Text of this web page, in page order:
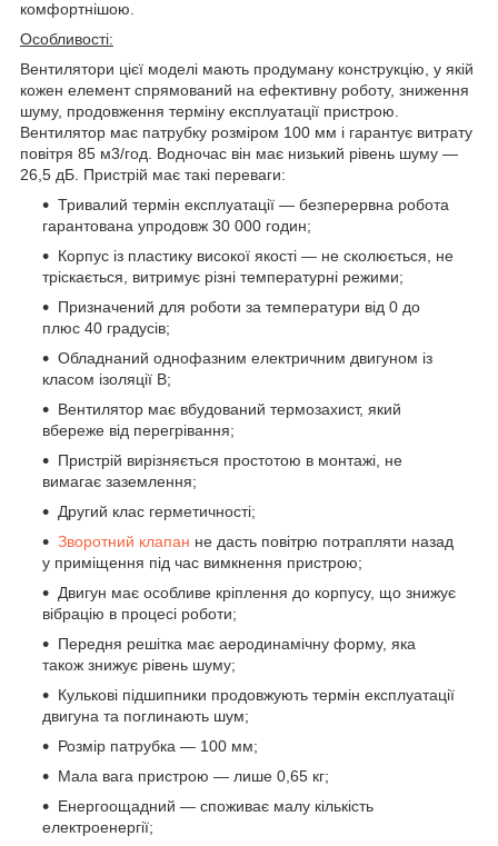
комфортнішою.
Особливості:
Вентилятори цієї моделі мають продуману конструкцію, у якій
кожен елемент спрямований на ефективну роботу, зниження
шуму, продовження терміну експлуатації пристрою.
Вентилятор має патрубку розміром 100 мм і гарантує витрату
повітря 85 м3/год. Водночас він має низький рівень шуму —
26,5 дБ. Пристрій має такі переваги:
Тривалий термін експлуатації — безперервна робота
гарантована упродовж 30 000 годин;
Корпус із пластику високої якості — не сколюється, не
тріскається, витримує різні температурні режими;
Призначений для роботи за температури від 0 до
плюс 40 градусів;
Обладнаний однофазним електричним двигуном із
класом ізоляції В;
Вентилятор має вбудований термозахист, який
вбереже від перегрівання;
Пристрій вирізняється простотою в монтажі, не
вимагає заземлення;
Другий клас герметичності;
Зворотний клапан не дасть повітрю потрапляти назад
у приміщення під час вимкнення пристрою;
Двигун має особливе кріплення до корпусу, що знижує
вібрацію в процесі роботи;
Передня решітка має аеродинамічну форму, яка
також знижує рівень шуму;
Кулькові підшипники продовжують термін експлуатації
двигуна та поглинають шум;
Розмір патрубка — 100 мм;
Мала вага пристрою — лише 0,65 кг;
Енергоощадний — споживає малу кількість
електроенергії;